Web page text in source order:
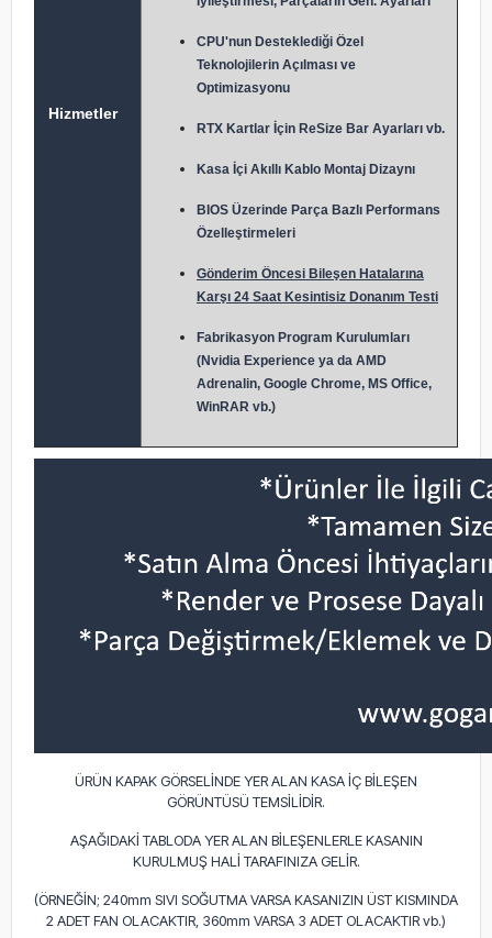
Hizmetler
CPU'nun Desteklediği Özel
Teknolojilerin Açılması ve
Optimizasyonu
RTX Kartlar İçin ReSize Bar Ayarları vb.
Kasa İçi Akıllı Kablo Montaj Dizaynı
BIOS Üzerinde Parça Bazlı Performans
Özelleştirmeleri
Gönderim Öncesi Bileşen Hatalarına
Karşı 24 Saat Kesintisiz Donanım Testi
Fabrikasyon Program Kurulumları
(Nvidia Experience ya da AMD
Adrenalin, Google Chrome, MS Office,
WinRAR vb.)
ÜRÜN KAPAK GÖRSELİNDE YER ALAN KASA İÇ BİLEŞEN
GÖRÜNTÜSÜ TEMSİLİDİR.
AŞAĞIDAKİ TABLODA YER ALAN BİLEŞENLERLE KASANIN
KURULMUŞ HALİ TARAFINIZA GELİR.
(ÖRNEĞİN; 240mm SIVI SOĞUTMA VARSA KASANIZIN ÜST KISMINDA
2 ADET FAN OLACAKTIR, 360mm VARSA 3 ADET OLACAKTIR vb.)